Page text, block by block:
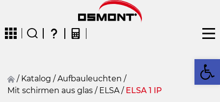
CZENDEFRFIN
/ Katalog / Aufbauleuchten /
Mit schirmen aus glas / ELSA/ ELSA 1 IP